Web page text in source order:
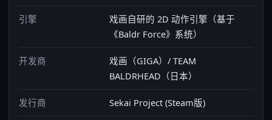
引擎
戏画自研的 2D 动作引擎（基于
《Baldr Force》系统）
开发商
戏画（GIGA）/ TEAM
BALDRHEAD（日本）
发行商 Sekai Project (Steam版)